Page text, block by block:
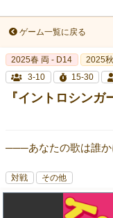
ゲーム一覧に戻る
2025春 両 - D14
2025
3-10
15-30
『イントロシンガ
───あなたの歌は誰か
対戦 その他